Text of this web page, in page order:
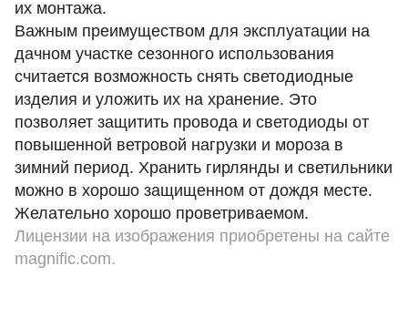
их монтажа.
Важным преимуществом для эксплуатации на
дачном участке сезонного использования
считается возможность снять светодиодные
изделия и уложить их на хранение. Это
позволяет защитить провода и светодиоды от
повышенной ветровой нагрузки и мороза в
зимний период. Хранить гирлянды и светильники
можно в хорошо защищенном от дождя месте.
Желательно хорошо проветриваемом.
Лицензии на изображения приобретены на сайте
magnific.com.